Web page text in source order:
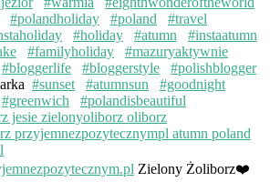
#polandholiday #poland
#travel
#holiday #atumn
#instaatumn
#familyholiday
#mazuryaktywnie
#bloggerlife #bloggerstyle
#polishblogger
#sunset #atumnsun
#goodnight
#greenwich #polandisbeautiful
Zielony Żoliborz❤️